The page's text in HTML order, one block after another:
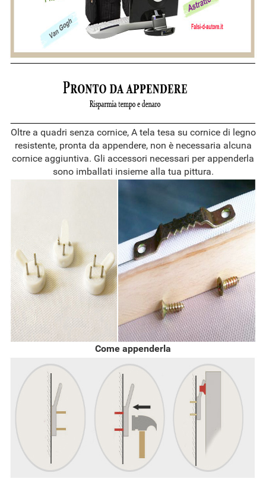
Oltre a quadri senza cornice, A tela tesa su cornice di legno
resistente, pronta da appendere, non è necessaria alcuna
cornice aggiuntiva. Gli accessori necessari per appenderla
sono imballati insieme alla tua pittura.
Come appenderla